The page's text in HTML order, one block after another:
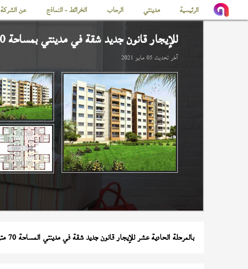
الرئيسية مدينتي الرحاب الخرائط - النماذج عن الشركة
للإيجار قانون جديد شقة فيمدينتيبمساحة 70 م
آخر تحديث 05 مايو 2021
بالمرحلة الحادية عشر للإيجار قانون جديد شقة في مدينتي المساحة 70 متر